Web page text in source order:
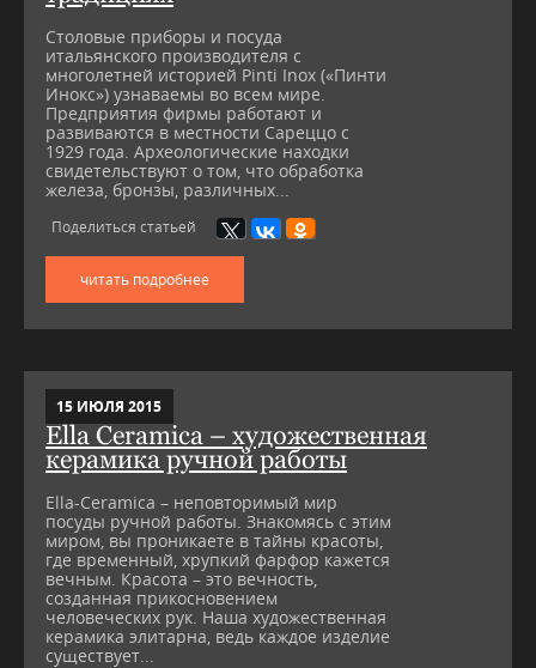
Столовые приборы и посуда
итальянского производителя с
многолетней историей Pinti Inox («Пинти
Инокс») узнаваемы во всем мире.
Предприятия фирмы работают и
развиваются в местности Сареццо с
1929 года. Археологические находки
свидетельствуют о том, что обработка
железа, бронзы, различных...
Поделиться статьей
читать подробнее
15 ИЮЛЯ 2015
Ella Ceramica – художественная
керамика ручной работы
Ella-Ceramica – неповторимый мир
посуды ручной работы. Знакомясь с этим
миром, вы проникаете в тайны красоты,
где временный, хрупкий фарфор кажется
вечным. Красота – это вечность,
созданная прикосновением
человеческих рук. Наша художественная
керамика элитарна, ведь каждое изделие
существует...